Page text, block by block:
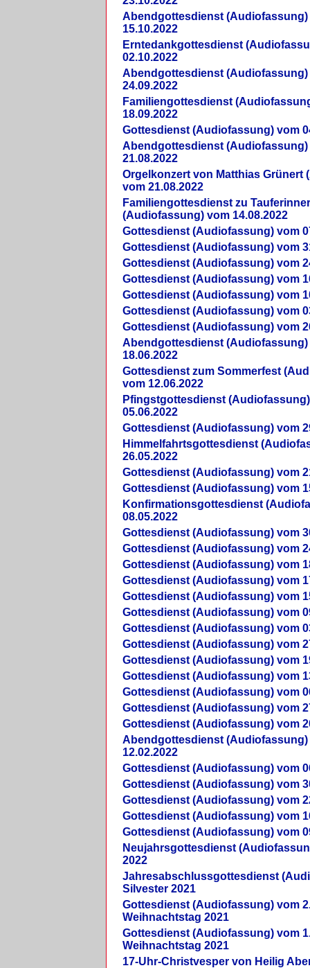
Abendgottesdienst (Audiofassung)
15.10.2022
Erntedankgottesdienst
02.10.2022
Abendgottesdienst (Audiofassung)
24.09.2022
Familiengottesdienst
18.09.2022
Gottesdienst (Audiofassung) vom
Abendgottesdienst (Audiofassung)
21.08.2022
Orgelkonzert von Matthias Grünert
vom 21.08.2022
Familiengottesdienst zu
(Audiofassung) vom 14.08.2022
Gottesdienst (Audiofassung) vom
Gottesdienst (Audiofassung) vom
Gottesdienst (Audiofassung) vom
Gottesdienst (Audiofassung) vom
Gottesdienst (Audiofassung) vom
Gottesdienst (Audiofassung) vom
Gottesdienst (Audiofassung) vom
Abendgottesdienst (Audiofassung)
18.06.2022
Gottesdienst zum Sommerfest
vom 12.06.2022
Pfingstgottesdienst
05.06.2022
Gottesdienst (Audiofassung) vom
Himmelfahrtsgottesdienst
26.05.2022
Gottesdienst (Audiofassung) vom
Gottesdienst (Audiofassung) vom
Konfirmationsgottesdienst
08.05.2022
Gottesdienst (Audiofassung) vom
Gottesdienst (Audiofassung) vom
Gottesdienst (Audiofassung) vom
Gottesdienst (Audiofassung) vom
Gottesdienst (Audiofassung) vom
Gottesdienst (Audiofassung) vom
Gottesdienst (Audiofassung) vom
Gottesdienst (Audiofassung) vom
Gottesdienst (Audiofassung) vom
Gottesdienst (Audiofassung) vom
Gottesdienst (Audiofassung) vom
Gottesdienst (Audiofassung) vom
Gottesdienst (Audiofassung) vom
Abendgottesdienst (Audiofassung)
12.02.2022
Gottesdienst (Audiofassung) vom
Gottesdienst (Audiofassung) vom
Gottesdienst (Audiofassung) vom
Gottesdienst (Audiofassung) vom
Gottesdienst (Audiofassung) vom
Neujahrsgottesdienst
2022
Jahresabschlussgottesdienst
Silvester 2021
Gottesdienst (Audiofassung) vom
Weihnachtstag 2021
Gottesdienst (Audiofassung) vom
Weihnachtstag 2021
17-Uhr-Christvesper von Heilig